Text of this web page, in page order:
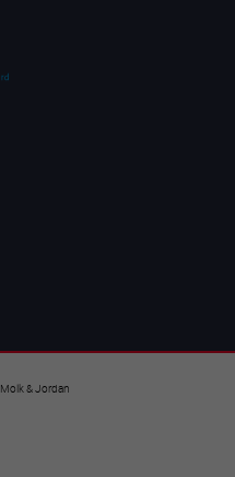
Molk & Jordan